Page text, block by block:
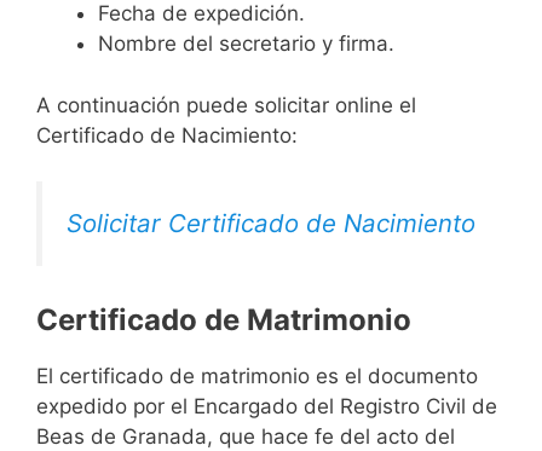
Fecha de expedición.
Nombre del secretario y firma.
A continuación puede solicitar online el
Certificado de Nacimiento:
Solicitar Certificado de Nacimiento
Certificado de Matrimonio
El certificado de matrimonio es el documento
expedido por el Encargado del Registro Civil de
Beas de Granada, que hace fe del acto del